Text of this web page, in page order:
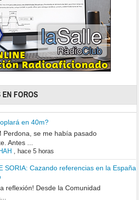
FOROS
en 40m?
Perdona, se me había pasado
Antes ...
, hace 5 horas
SORIA: Cazando referencias en la España
reflexión! Desde la Comunidad